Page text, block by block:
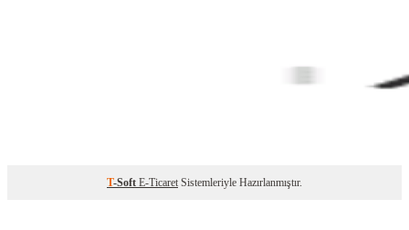
T-Soft E-Ticaret Sistemleriyle Hazırlanmıştır.